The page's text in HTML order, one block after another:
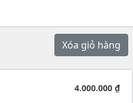
Xóa giỏ hàng
4.000.000 ₫